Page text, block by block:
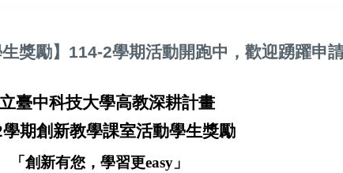
生獎勵】114-2學期活動開跑中，歡迎踴躍申請
臺中科技大學高教深耕計畫
學期創新教學課室活動學生獎勵
「 創新有您，學習更easy」